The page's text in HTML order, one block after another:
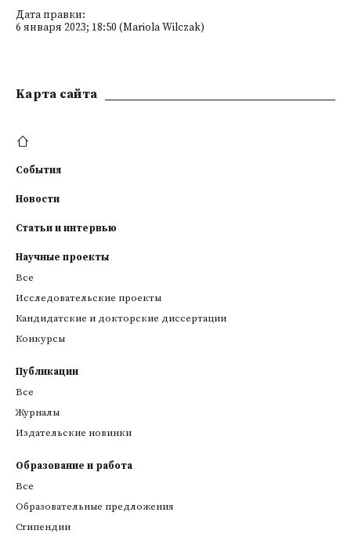
Дата правки:
6 января 2023; 18:50 (Mariola Wilczak)
Kарта сайта
События
Новости
Статьи и интервью
Научные проекты
Все
Исследовательские проекты
Кандидатские и докторские диссертации
Конкурсы
Публикации
Все
Журналы
Издательские новинки
Образование и работа
Все
Образовательные предложения
Стипендии